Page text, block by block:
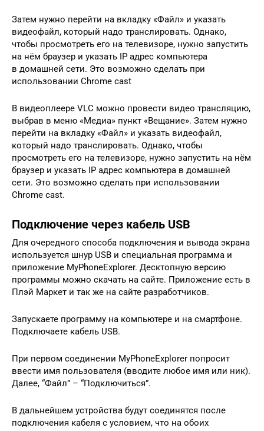
Затем нужно перейти на вкладку «Файл» и указать
видеофайл, который надо транслировать. Однако,
чтобы просмотреть его на телевизоре, нужно запустить
на нём браузер и указать IP адрес компьютера
в домашней сети. Это возможно сделать при
использовании Chrome cast
В видеоплеере VLC можно провести видео трансляцию,
выбрав в меню «Медиа» пункт «Вещание». Затем нужно
перейти на вкладку «Файл» и указать видеофайл,
который надо транслировать. Однако, чтобы
просмотреть его на телевизоре, нужно запустить на нём
браузер и указать IP адрес компьютера в домашней
сети. Это возможно сделать при использовании
Chrome cast.
Подключение через кабель USB
Для очередного способа подключения и вывода экрана
используется шнур USB и специальная программа и
приложение MyPhoneExplorer. Десктопную версию
программы можно скачать на сайте. Приложение есть в
Плэй Маркет и так же на сайте разработчиков.
Запускаете программу на компьютере и на смартфоне.
Подключаете кабель USB.
При первом соединении MyPhoneExplorer попросит
ввести имя пользователя (вводите любое имя или ник).
Далее, “Файл” – “Подключиться”.
В дальнейшем устройства будут соединятся после
подключения кабеля с условием, что на обоих